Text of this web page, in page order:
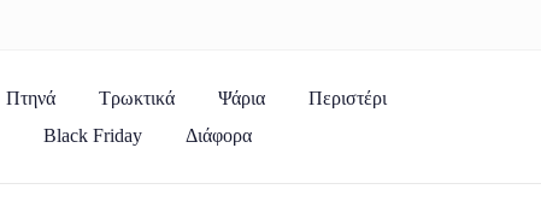
Πτηνά Τρωκτικά Ψάρια
Περιστέρι
Black Friday Διάφορα